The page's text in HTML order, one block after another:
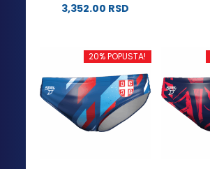
3,352.00 RSD
ima
varijanti.
Opcije
mogu
biti
20% POPUSTA!